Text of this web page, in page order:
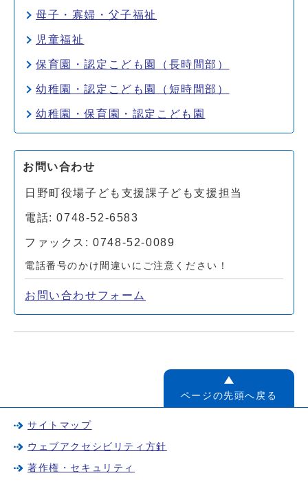
母子・寡婦・父子福祉
児童福祉
保育園・認定こども園（長時間部）
幼稚園・認定こども園（短時間部）
幼稚園・保育園・認定こども園
お問い合わせ
日野町役場子ども支援課子ども支援担当
電話: 0748-52-6583
ファックス: 0748-52-0089
電話番号のかけ間違いにご注意ください！
お問い合わせフォーム
ページの先頭へ戻る
サイトマップ
ウェブアクセシビリティ方針
著作権・セキュリティ